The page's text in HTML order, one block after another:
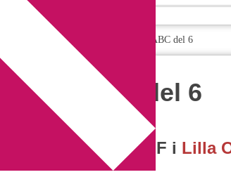
Bokfrågornas ABC Bokfrågornas ABC del 6
ABC del 6
2 Comments
för bokstaven F i Lilla